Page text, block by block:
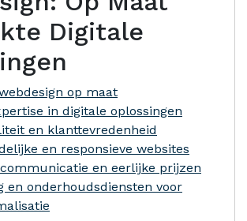
Digitale
op maat
in digitale oplossingen
en klanttevredenheid
en responsieve websites
en eerlijke prijzen
en onderhoudsdiensten voor